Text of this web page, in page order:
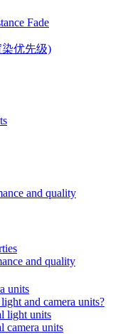
Fade
染优先级)
and quality
and quality
units
and camera units?
light units
camera units